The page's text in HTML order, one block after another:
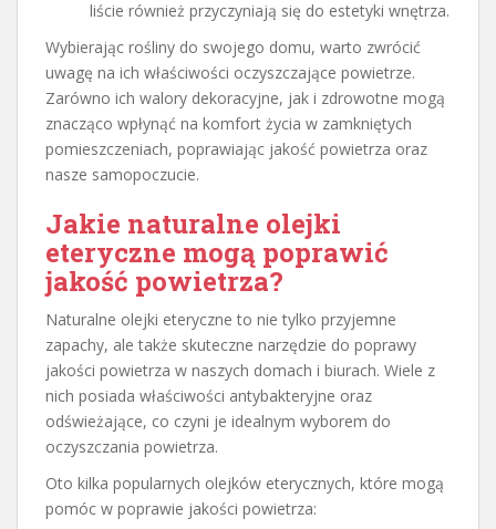
liście również przyczyniają się do estetyki wnętrza.
Wybierając rośliny do swojego domu, warto zwrócić
uwagę na ich właściwości oczyszczające powietrze.
Zarówno ich walory dekoracyjne, jak i zdrowotne mogą
znacząco wpłynąć na komfort życia w zamkniętych
pomieszczeniach, poprawiając jakość powietrza oraz
nasze samopoczucie.
Jakie naturalne olejki
eteryczne mogą poprawić
jakość powietrza?
Naturalne olejki eteryczne to nie tylko przyjemne
zapachy, ale także skuteczne narzędzie do poprawy
jakości powietrza w naszych domach i biurach. Wiele z
nich posiada właściwości antybakteryjne oraz
odświeżające, co czyni je idealnym wyborem do
oczyszczania powietrza.
Oto kilka popularnych olejków eterycznych, które mogą
pomóc w poprawie jakości powietrza: